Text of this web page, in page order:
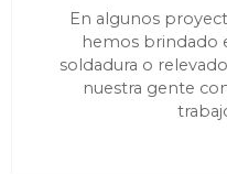
En algunos
hemos brindado
soldadura o
nuestra gente